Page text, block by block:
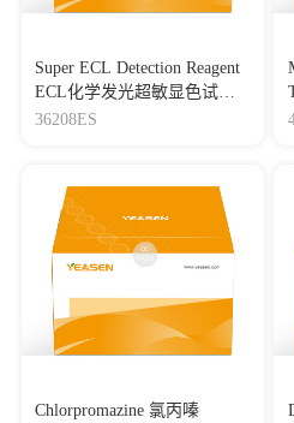
Super ECL Detection Reagent
ECL化学发光超敏显色试剂
盒
36208ES
Chlorpromazine 氯丙嗪